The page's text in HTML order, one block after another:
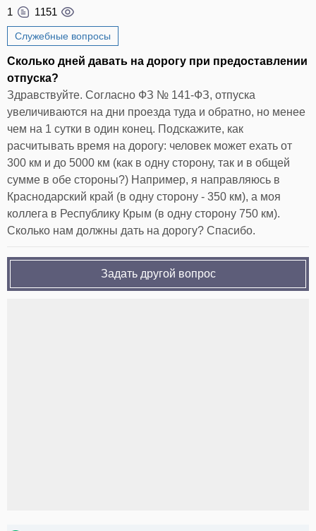
1 1151
Служебные вопросы
Сколько дней давать на дорогу при предоставлении
отпуска?
Здравствуйте. Согласно ФЗ № 141-ФЗ, отпуска
увеличиваются на дни проезда туда и обратно, но менее
чем на 1 сутки в один конец. Подскажите, как
расчитывать время на дорогу: человек может ехать от
300 км и до 5000 км (как в одну сторону, так и в общей
сумме в обе стороны?) Например, я направляюсь в
Краснодарский край (в одну сторону - 350 км), а моя
коллега в Республику Крым (в одну сторону 750 км).
Сколько нам должны дать на дорогу? Спасибо.
Задать другой вопрос